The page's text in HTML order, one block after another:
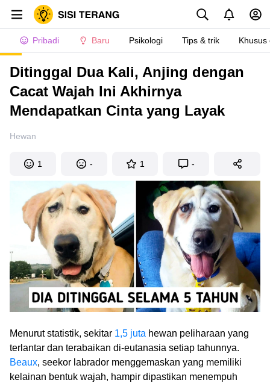
Pribadi Baru Psikologi Tips & trik Khusus
Ditinggal Dua Kali, Anjing dengan
Cacat Wajah Ini Akhirnya
Mendapatkan Cinta yang Layak
Hewan
1 - 1 -
Menurut statistik, sekitar 1,5 juta hewan peliharaan yang
terlantar dan terabaikan di-eutanasia setiap tahunnya.
Beaux, seekor labrador menggemaskan yang memiliki
kelainan bentuk wajah, hampir dipastikan menempuh